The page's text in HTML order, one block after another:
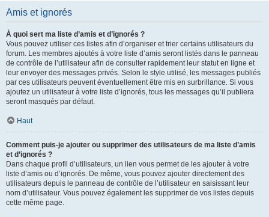
Amis et ignorés
À quoi sert ma liste d’amis et d’ignorés ?
Vous pouvez utiliser ces listes afin d’organiser et trier certains utilisateurs du
forum. Les membres ajoutés à votre liste d’amis seront listés dans le panneau
de contrôle de l’utilisateur afin de consulter rapidement leur statut en ligne et
leur envoyer des messages privés. Selon le style utilisé, les messages publiés
par ces utilisateurs peuvent éventuellement être mis en surbrillance. Si vous
ajoutez un utilisateur à votre liste d’ignorés, tous les messages qu’il publiera
seront masqués par défaut.
Haut
Comment puis-je ajouter ou supprimer des utilisateurs de ma liste d’amis
et d’ignorés ?
Dans chaque profil d’utilisateurs, un lien vous permet de les ajouter à votre
liste d’amis ou d’ignorés. De même, vous pouvez ajouter directement des
utilisateurs depuis le panneau de contrôle de l’utilisateur en saisissant leur
nom d’utilisateur. Vous pouvez également les supprimer de vos listes depuis
cette même page.